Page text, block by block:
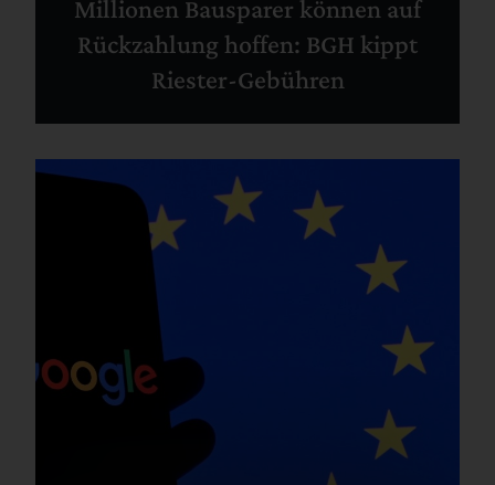
Millionen Bausparer können auf
Rückzahlung hoffen: BGH kippt
Riester-Gebühren